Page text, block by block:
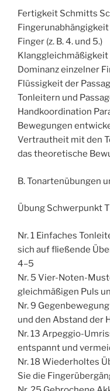
Fertigkeit Schmitts
Finger (z. B. 4. und 5.)
Dominanz einzelner
Flüssigkeit der
Tonleitern und
Handkoordination
Bewegungen
Vertrautheit mit den
das theoretische
B. Tonartenübungen
Übung Schwerpunkt
Nr. 1 Einfaches
sich auf fließende
4–5
Nr. 5 Vier-Noten-
gleichmäßigen Puls
Nr. 9
und den Abstand der
Nr. 13 Arpeggio-
entspannt und
Nr. 18 Wiederholtes
Sie die